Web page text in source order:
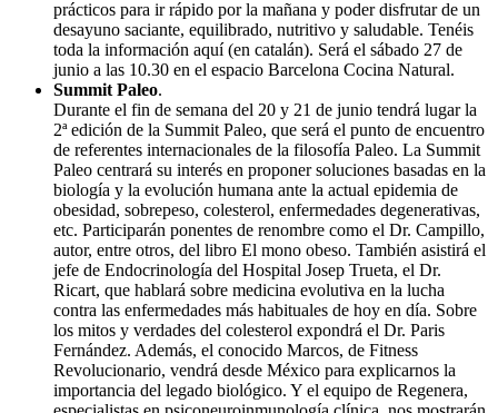
prácticos para ir rápido por la mañana y poder disfrutar de un
desayuno saciante, equilibrado, nutritivo y saludable. Tenéis
toda la información aquí (en catalán). Será el sábado 27 de
junio a las 10.30 en el espacio Barcelona Cocina Natural.
Summit Paleo.
Durante el fin de semana del 20 y 21 de junio tendrá lugar la
2ª edición de la Summit Paleo, que será el punto de encuentro
de referentes internacionales de la filosofía Paleo. La Summit
Paleo centrará su interés en proponer soluciones basadas en la
biología y la evolución humana ante la actual epidemia de
obesidad, sobrepeso, colesterol, enfermedades degenerativas,
etc. Participarán ponentes de renombre como el Dr. Campillo,
autor, entre otros, del libro El mono obeso. También asistirá el
jefe de Endocrinología del Hospital Josep Trueta, el Dr.
Ricart, que hablará sobre medicina evolutiva en la lucha
contra las enfermedades más habituales de hoy en día. Sobre
los mitos y verdades del colesterol expondrá el Dr. Paris
Fernández. Además, el conocido Marcos, de Fitness
Revolucionario, vendrá desde México para explicarnos la
importancia del legado biológico. Y el equipo de Regenera,